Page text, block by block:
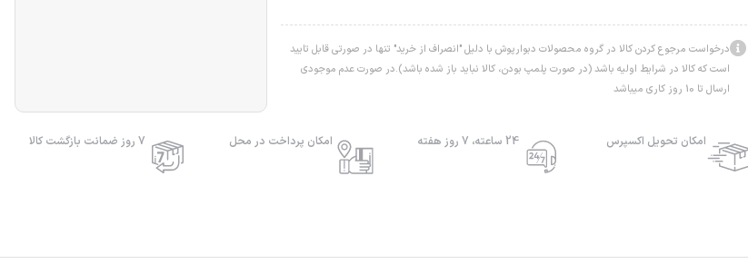
درخواست مرجوع کردن کالا در گروه محصولات دبوارپوش با دلیل "انصراف از خرید" تنها در صورتی قابل تایید
است که کالا در شرایط اولیه باشد (در صورت پلمپ بودن، کالا نباید باز شده باشد).در صورت عدم موجودی
ارسال تا 10 روز کاری میباشد
امکان تحویل اکسپرس 24 ساعته، 7 روز هفته امکان پرداخت در محل 7 روز ضمانت بازگشت کالا